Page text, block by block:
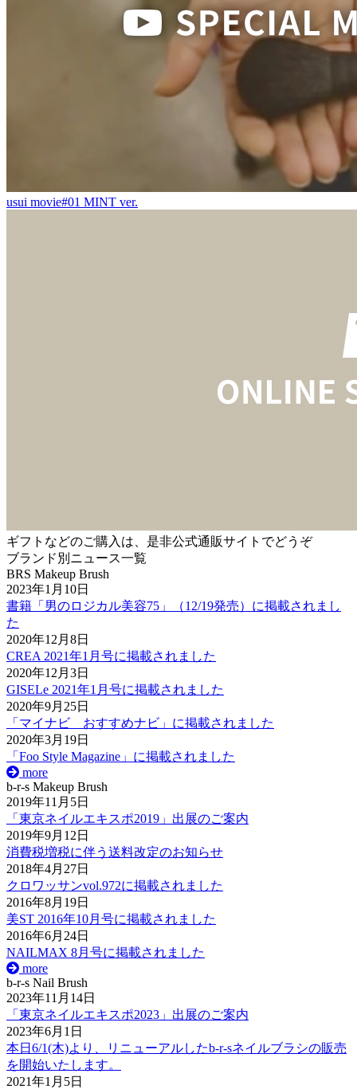
usui movie#01 MINT ver.
ギフトなどのご購入は、是非公式通販サイトでどうぞ
ブランド別ニュース一覧
BRS Makeup Brush
2023年1月10日
書籍「男のロジカル美容75」（12/19発売）に掲載されまし
た
2020年12月8日
CREA 2021年1月号に掲載されました
2020年12月3日
GISELe 2021年1月号に掲載されました
2020年9月25日
「マイナビ おすすめナビ」に掲載されました
2020年3月19日
「Foo Style Magazine」に掲載されました
more
b-r-s Makeup Brush
2019年11月5日
「東京ネイルエキスポ2019」出展のご案内
2019年9月12日
消費税増税に伴う送料改定のお知らせ
2018年4月27日
クロワッサンvol.972に掲載されました
2016年8月19日
美ST 2016年10月号に掲載されました
2016年6月24日
NAILMAX 8月号に掲載されました
more
b-r-s Nail Brush
2023年11月14日
「東京ネイルエキスポ2023」出展のご案内
2023年6月1日
本日6/1(木)より、リニューアルしたb-r-sネイルブラシの販売
を開始いたします。
2021年1月5日